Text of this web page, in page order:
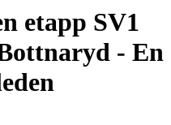
etapp SV1
- En